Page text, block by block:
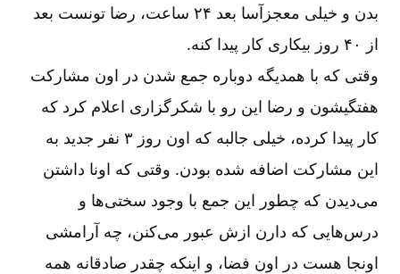
بدن و خیلی معجز‌آسا بعد ۲۴ ساعت، رضا تونست بعد
از ۴۰ روز بیکاری کار پیدا کنه.
وقتی که با همدیگه دوباره جمع شدن در اون مشارکت
هفتگیشون و رضا این رو با شکرگزاری اعلام کرد که
کار پیدا کرده، خیلی جالبه که اون روز ۳ نفر جدید به
این مشارکت اضافه شده بودن. وقتی که اونا داشتن
می‌دیدن که چطور این جمع با وجود سختی‌ها و
درس‌هایی که دارن ازش عبور می‌کنن، چه آرامشی
اونجا هست در اون فضا، و اینکه چقدر صادقانه همه